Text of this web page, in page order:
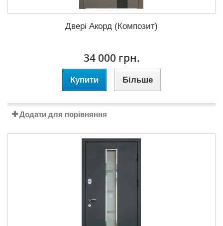
Двері Акорд (Композит)
34 000 грн.
Купити Більше
Додати для порівняння